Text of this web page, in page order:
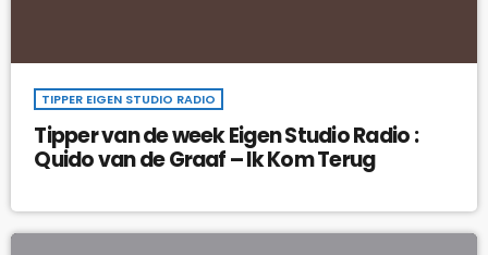
TIPPER EIGEN STUDIO RADIO
Tipper van de week Eigen Studio Radio :
Quido van de Graaf – Ik Kom Terug